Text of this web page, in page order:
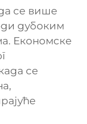
се више
дубоким
Економске
се